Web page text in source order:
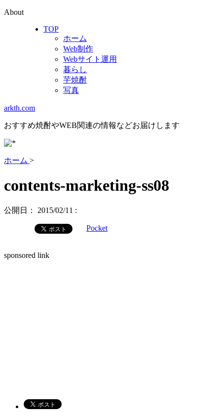
About
TOP
ホーム
Web制作
Webサイト運用
暮らし
芋焼酎
写真
arkth.com
おすすめ焼酎やWEB関連の情報などお届けします
ホーム >
contents-marketing-ss08
公開日： 2015/02/11 :
Pocket
sponsored link